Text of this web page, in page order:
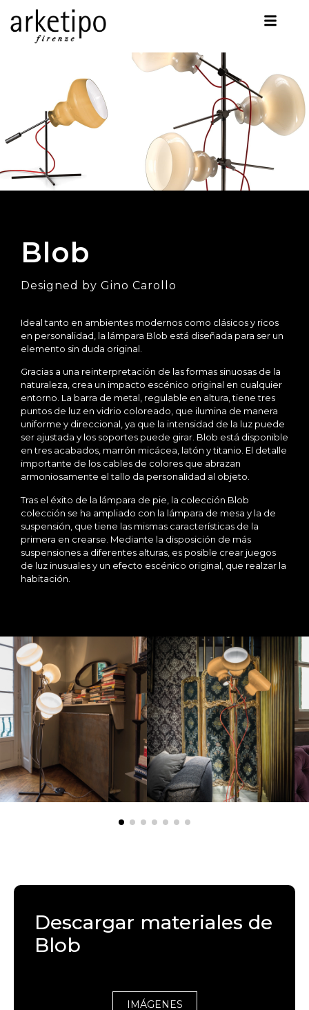
Blob
Designed by Gino Carollo
Ideal tanto en ambientes modernos como clásicos y ricos
en personalidad, la lámpara Blob está diseñada para ser un
elemento sin duda original.
Gracias a una reinterpretación de las formas sinuosas de la
naturaleza, crea un impacto escénico original en cualquier
entorno. La barra de metal, regulable en altura, tiene tres
puntos de luz en vidrio coloreado, que ilumina de manera
uniforme y direccional, ya que la intensidad de la luz puede
ser ajustada y los soportes puede girar. Blob está disponible
en tres acabados, marrón micácea, latón y titanio. El detalle
importante de los cables de colores que abrazan
armoniosamente el tallo da personalidad al objeto.
Tras el éxito de la lámpara de pie, la colección Blob
colección se ha ampliado con la lámpara de mesa y la de
suspensión, que tiene las mismas características de la
primera en crearse. Mediante la disposición de más
suspensiones a diferentes alturas, es posible crear juegos
de luz inusuales y un efecto escénico original, que realzar la
habitación.
Descargar materiales de
Blob
IMÁGENES